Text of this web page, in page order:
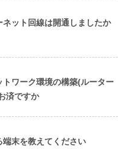
ット回線は開通しましたか
ワーク環境の構築(ルーター
済ですか
末を教えてください